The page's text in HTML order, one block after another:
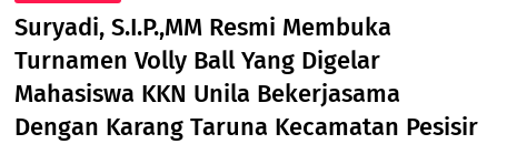
Suryadi, S.I.P.,MM Resmi Membuka
Turnamen Volly Ball Yang Digelar
Mahasiswa KKN Unila Bekerjasama
Dengan Karang Taruna Kecamatan Pesisir